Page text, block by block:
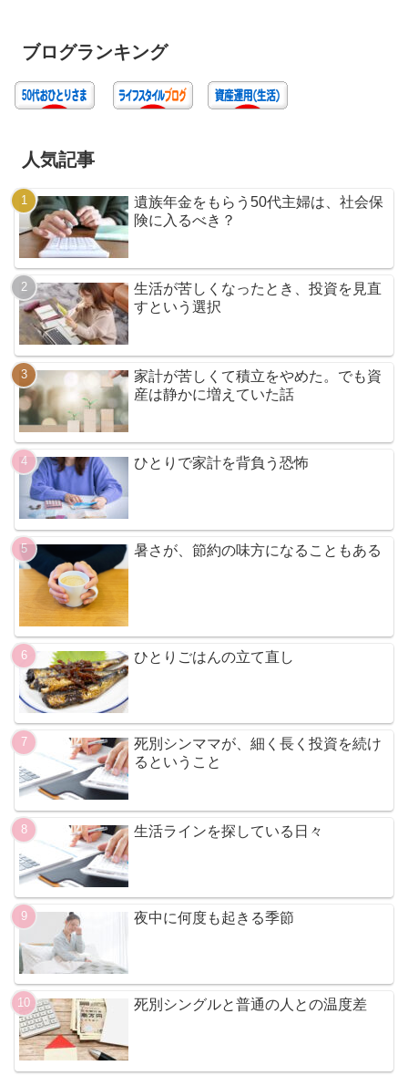
ブログランキング
人気記事
遺族年金をもらう50代主婦は、社会保
険に入るべき？
生活が苦しくなったとき、投資を見直
すという選択
家計が苦しくて積立をやめた。でも資
産は静かに増えていた話
ひとりで家計を背負う恐怖
暑さが、節約の味方になることもある
ひとりごはんの立て直し
死別シンママが、細く長く投資を続け
るということ
生活ラインを探している日々
夜中に何度も起きる季節
死別シングルと普通の人との温度差